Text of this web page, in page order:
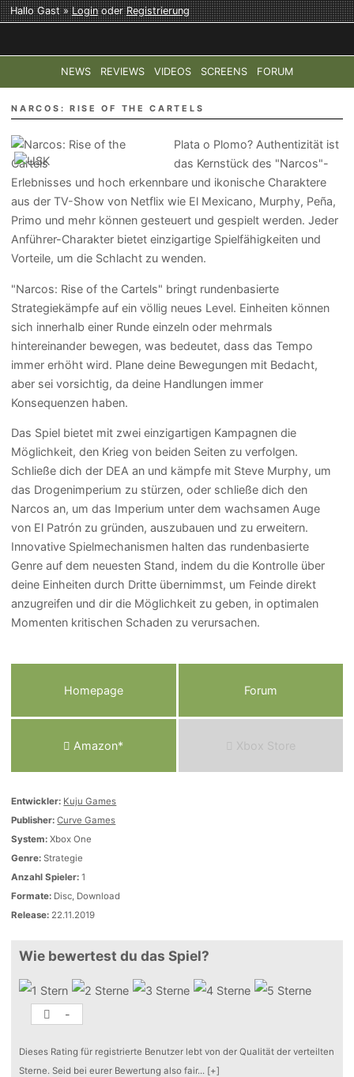
Hallo Gast »LoginoderRegistrierung
NEWS REVIEWS VIDEOS SCREENS FORUM
TOP-THEMEN: COD: MODERN WARFARE 4 HALO:
NARCOS: RISE OF THE CARTELS
Plata o Plomo? Authentizität ist
das Kernstück des "Narcos"-
Erlebnisses und hoch erkennbare und ikonische Charaktere
aus der TV-Show von Netflix wie El Mexicano, Murphy, Peña,
Primo und mehr können gesteuert und gespielt werden. Jeder
Anführer-Charakter bietet einzigartige Spielfähigkeiten und
Vorteile, um die Schlacht zu wenden.
"Narcos: Rise of the Cartels" bringt rundenbasierte
Strategiekämpfe auf ein völlig neues Level. Einheiten können
sich innerhalb einer Runde einzeln oder mehrmals
hintereinander bewegen, was bedeutet, dass das Tempo
immer erhöht wird. Plane deine Bewegungen mit Bedacht,
aber sei vorsichtig, da deine Handlungen immer
Konsequenzen haben.
Das Spiel bietet mit zwei einzigartigen Kampagnen die
Möglichkeit, den Krieg von beiden Seiten zu verfolgen.
Schließe dich der DEA an und kämpfe mit Steve Murphy, um
das Drogenimperium zu stürzen, oder schließe dich den
Narcos an, um das Imperium unter dem wachsamen Auge
von El Patrón zu gründen, auszubauen und zu erweitern.
Innovative Spielmechanismen halten das rundenbasierte
Genre auf dem neuesten Stand, indem du die Kontrolle über
deine Einheiten durch Dritte übernimmst, um Feinde direkt
anzugreifen und dir die Möglichkeit zu geben, in optimalen
Momenten kritischen Schaden zu verursachen.
Homepage Forum
Amazon* Xbox Store
Entwickler: Kuju Games
Publisher: Curve Games
System: Xbox One
Genre: Strategie
Anzahl Spieler: 1
Formate: Disc, Download
Release: 22.11.2019
Wie bewertest du das Spiel?
-
Dieses Rating für registrierte Benutzer lebt von der Qualität der verteilten
Sterne. Seid bei eurer Bewertung also fair... [+]